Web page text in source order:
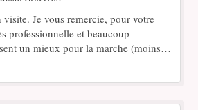
visite. Je vous remercie, pour votre
professionnelle et beaucoup
un mieux pour la marche (moins